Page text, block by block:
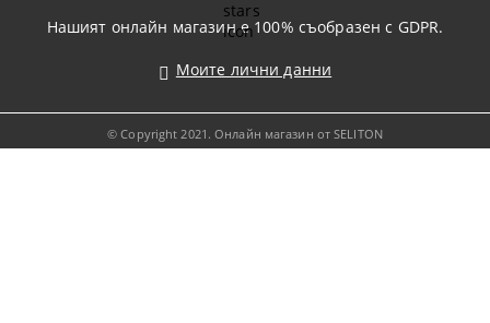
Нашият онлайн магазин е 100% съобразен с GDPR.
Моите лични данни
© Copyright 2021. Онлайн магазин от SELITON